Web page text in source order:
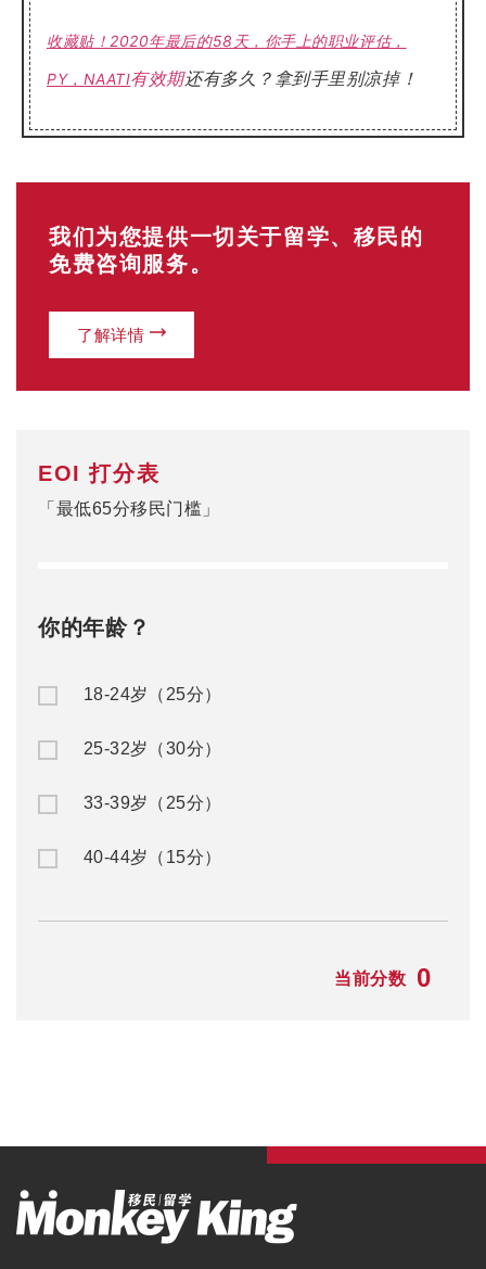
收藏贴！2020年最后的58天，你手上的职业评估，
PY，NAATI有效期还有多久？拿到手里别凉掉！
我们为您提供一切关于留学、移民的
免费咨询服务。
了解详情
EOI 打分表
「最低65分移民门槛」
你的年龄？
18-24岁（25分）
25-32岁（30分）
33-39岁（25分）
40-44岁（15分）
当前分数 0